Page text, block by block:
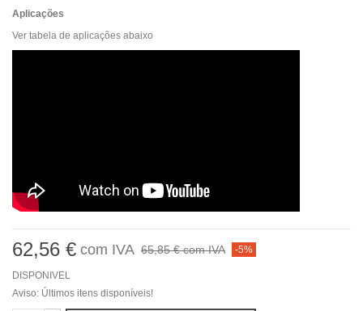
Aplicações
Ver tabela de aplicações abaixo
62,56 € com IVA 65,85 €com IVA -5%
DISPONIVEL
Aviso: Últimos itens disponíveis!